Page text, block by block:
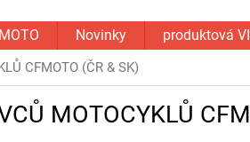
Novinky produktová
CFMOTO (ČR & SK)
MOTOCYKLŮ